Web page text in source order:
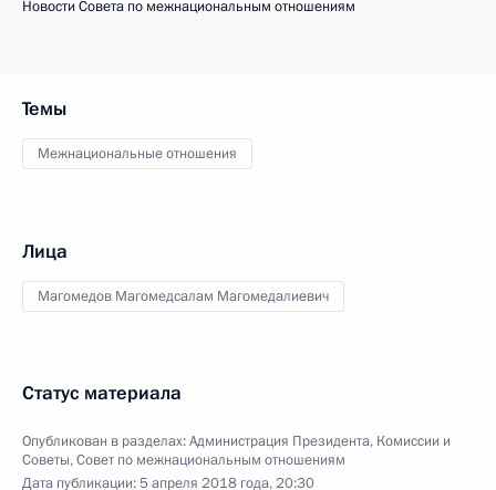
Новости Совета по межнациональным отношениям
Темы
Межнациональные отношения
Лица
Магомедов Магомедсалам Магомедалиевич
Статус материала
Опубликован в разделах:Администрация Президента, Комиссии и
Советы,Совет по межнациональным отношениям
Дата публикации:5 апреля 2018 года, 20:30